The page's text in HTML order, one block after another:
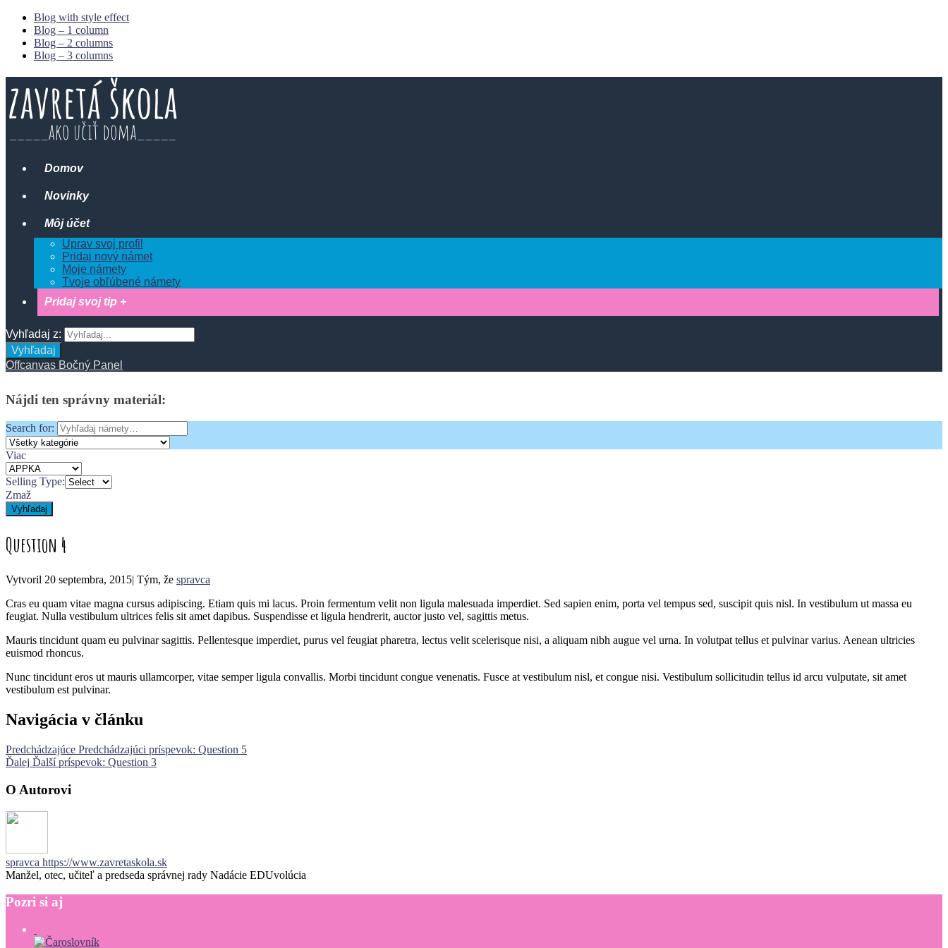
Blog with style effect
Blog – 1 column
Blog – 2 columns
Blog – 3 columns
Domov
Novinky
Môj účet
Uprav svoj profil
Pridaj nový námet
Moje námety
Tvoje obľúbené námety
Pridaj svoj tip +
Vyhľadaj z:
Vyhľadaj
Offcanvas Bočný Panel
Nájdi ten správny materiál:
Search for:
Viac
Selling Type:
Zmaž
Vyhľadaj
Question 4
Vytvoril 20 septembra, 2015| Tým, že spravca
Cras eu quam vitae magna cursus adipiscing. Etiam quis mi lacus. Proin fermentum velit non ligula malesuada imperdiet. Sed sapien enim, porta vel tempus sed, suscipit quis nisl. In vestibulum ut massa eu
feugiat. Nulla vestibulum ultrices felis sit amet dapibus. Suspendisse et ligula hendrerit, auctor justo vel, sagittis metus.
Mauris tincidunt quam eu pulvinar sagittis. Pellentesque imperdiet, purus vel feugiat pharetra, lectus velit scelerisque nisi, a aliquam nibh augue vel urna. In volutpat tellus et pulvinar varius. Aenean ultricies
euismod rhoncus.
Nunc tincidunt eros ut mauris ullamcorper, vitae semper ligula convallis. Morbi tincidunt congue venenatis. Fusce at vestibulum nisl, et congue nisi. Vestibulum sollicitudin tellus id arcu vulputate, sit amet
vestibulum est pulvinar.
Navigácia v článku
Predchádzajúce Predchádzajúci príspevok: Question 5
Ďalej Ďalší príspevok: Question 3
O Autorovi
spravca https://www.zavretaskola.sk
Manžel, otec, učiteľ a predseda správnej rady Nadácie EDUvolúcia
Pozri si aj